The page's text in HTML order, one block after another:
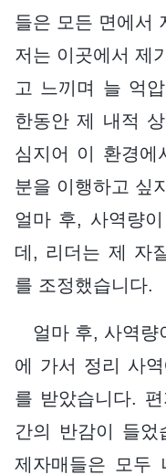
들은 모든 면에서
저는 이곳에서 제
고 느끼며 늘 억
한동안 제 내적
심지어 이 환경에
분을 이행하고 싶
얼마 후, 사역량
데, 리더는 제 자
를 조정했습니다.
얼마 후, 사역량
에 가서 정리 사
를 받았습니다.
간의 반감이 들었
제자매들은 모두